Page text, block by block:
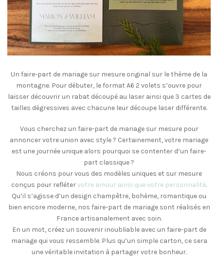
Un faire-part de mariage sur mesure original sur le thème de la
montagne. Pour débuter, le format A6 2 volets s’ouvre pour
laisser découvrir un rabat découpé au laser ainsi que 3 cartes de
tailles dégressives avec chacune leur découpe laser différente.
Vous cherchez un faire-part de mariage sur mesure pour
annoncer votre union avec style ? Certainement, votre mariage
est une journée unique alors pourquoi se contenter d’un faire-
part classique ?
Nous créons pour vous des modèles uniques et sur mesure
conçus pour reflétervotre amour ainsi que votre personnalité.
Qu’il s’agisse d’un design champêtre, bohème, romantique ou
bien encore moderne, nos faire-part de mariage sont réalisés en
France artisanalement avec soin.
En un mot, créez un souvenir inoubliable avec un faire-part de
mariage qui vous ressemble. Plus qu’un simple carton, ce sera
une véritable invitation à partager votre bonheur.